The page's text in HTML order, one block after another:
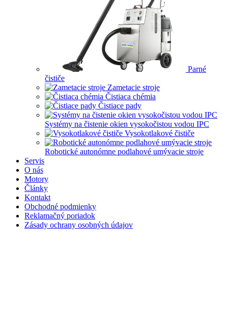
Parné
čističe
Zametacie stroje
Čistiaca chémia
Čistiace pady
Systémy na čistenie okien vysokočistou vodou IPC
Vysokotlakové čističe
Robotické autonómne podlahové umývacie stroje
Servis
O nás
Motory
Články
Kontakt
Obchodné podmienky
Reklamačný poriadok
Zásady ochrany osobných údajov